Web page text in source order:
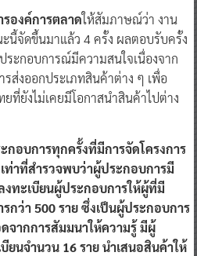
องค์การตลาดให้สัมภาษณ์ว่า งาน
นี้จัดขึ้นมาแล้ว 4 ครั้ง ผลตอบรับครั้ง
ะกอบการณ์มีความสนใจเนื่องจาก
รส่งออกประเภทสินค้าต่าง ๆ เพื่อ
ที่ยังไม่เคยมีโอกาสนำสินค้าไปต่าง
กอบการทุกครั้งที่มีการจัดโครงการ
ท่าที่สำรวจพบว่าผู้ประกอบการมี
ทะเบียนผู้ประกอบการให้ผู้ที่มี
กว่า 500 ราย ซึ่งเป็นผู้ประกอบการ
ากการสัมมนาให้ความรู้ มีผู้
ยนจำนวน 16 ราย นำเสนอสินค้าให้